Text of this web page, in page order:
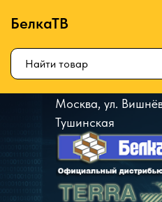
БелкаТВ
Москва, ул.
Тушинская